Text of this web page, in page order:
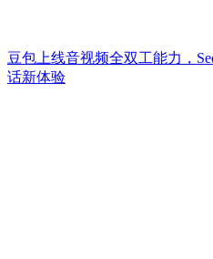
豆包上线音视频全双工能力，
话新体验